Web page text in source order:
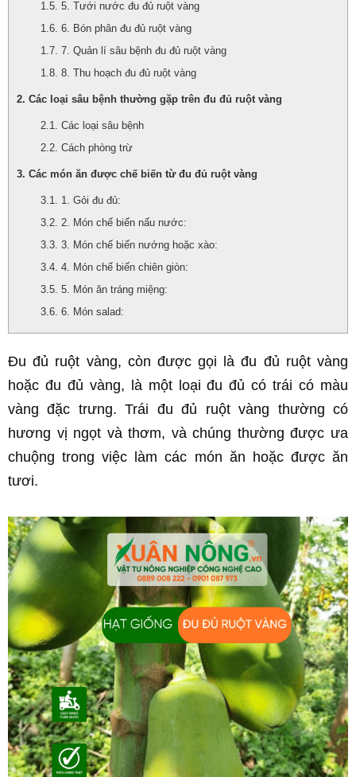
5. Tưới nước đu đủ ruột vàng
6. Bón phân đu đủ ruột vàng
7. Quản lí sâu bệnh đu đủ ruột vàng
8. Thu hoạch đu đủ ruột vàng
Các loại sâu bệnh thường gặp trên đu đủ ruột vàng
Các loại sâu bệnh
Cách phòng trừ
Các món ăn được chế biến từ đu đủ ruột vàng
1. Gỏi đu đủ:
2. Món chế biến nấu nước:
3. Món chế biến nướng hoặc xào:
4. Món chế biến chiên giòn:
5. Món ăn tráng miệng:
6. Món salad:
Đu đủ ruột vàng, còn được gọi là đu đủ ruột vàng
hoặc đu đủ vàng, là một loại đu đủ có trái có màu
vàng đặc trưng. Trái đu đủ ruột vàng thường có
hương vị ngọt và thơm, và chúng thường được ưa
chuộng trong việc làm các món ăn hoặc được ăn
tươi.